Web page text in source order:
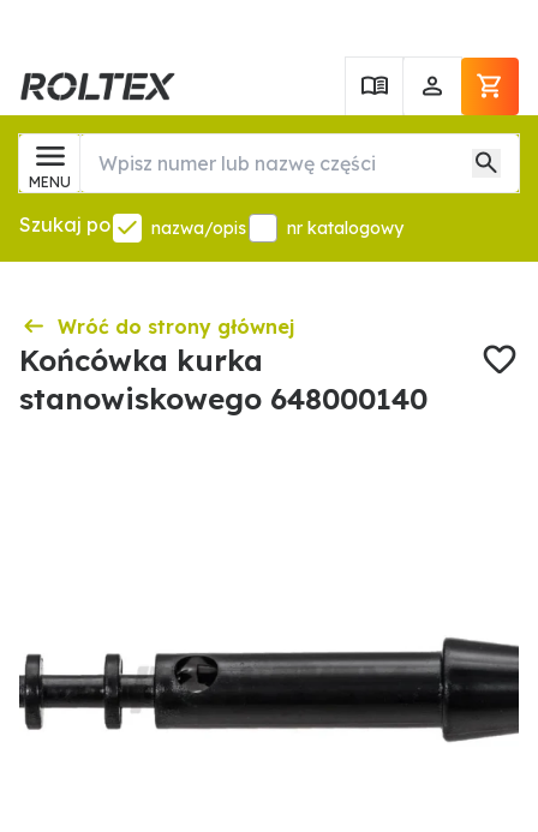
MENU
Szukaj po nazwa/opis nr katalogowy
Wróć do strony głównej
Końcówka kurka
stanowiskowego 648000140